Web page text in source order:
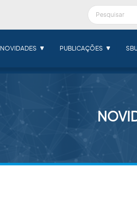
NOVIDADES PUBLICAÇÕES